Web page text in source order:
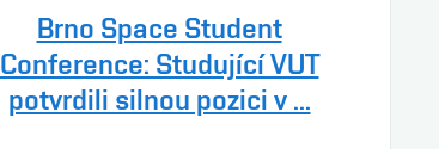
Brno Space Student
Conference: Studující VUT
potvrdili silnou pozici v ...